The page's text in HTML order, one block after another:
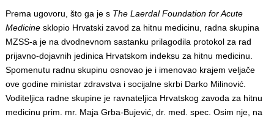
Prema ugovoru, što ga je s The Laerdal Foundation for Acute
Medicinesklopio Hrvatski zavod za hitnu medicinu, radna skupina
MZSS-a je na dvodnevnom sastanku prilagodila protokol za rad
prijavno-dojavnih jedinica Hrvatskom indeksu za hitnu medicinu.
Spomenutu radnu skupinu osnovao je i imenovao krajem veljače
ove godine ministar zdravstva i socijalne skrbi Darko Milinović.
Voditeljica radne skupine je ravnateljica Hrvatskog zavoda za hitnu
medicinu prim. mr. Maja Grba-Bujević, dr. med. spec. Osim nje, na